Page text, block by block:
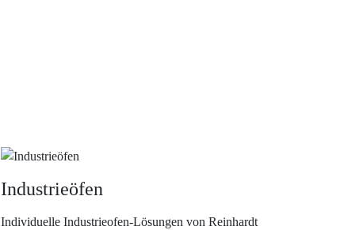
Industrieöfen
Individuelle Industrieofen-Lösungen von Reinhardt